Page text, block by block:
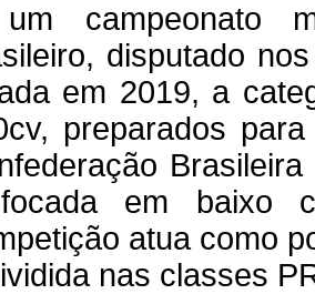
campeonato
disputado
em 2019, a
preparados
em baixo
atua como
nas classes